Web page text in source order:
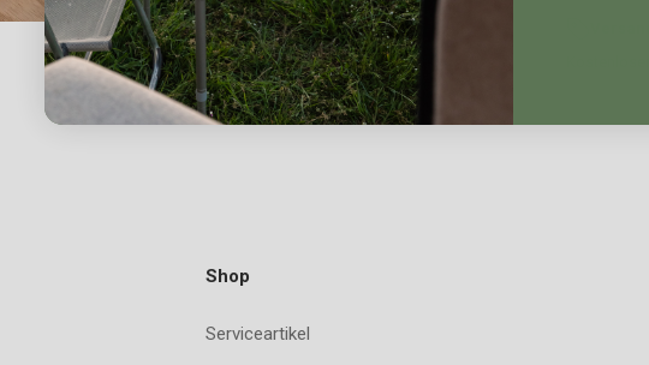
Shop
Serviceartikel